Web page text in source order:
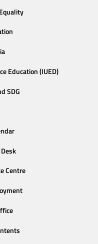
Education (IUED)
SDG
Centre